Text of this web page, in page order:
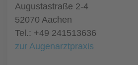
Augustastraße 2-4
52070 Aachen
Tel.: +49 241513636
zur Augenarztpraxis